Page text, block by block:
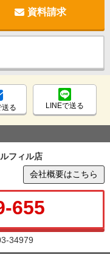
資料請求
送る LINEで送る
フィル店
会社概要はこちら
655
34979